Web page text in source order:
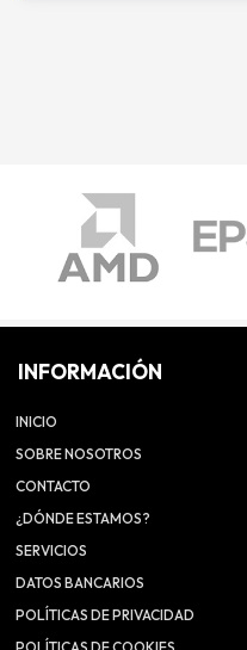
INFORMACIÓN
INICIO
SOBRE NOSOTROS
CONTACTO
¿DÓNDE ESTAMOS?
SERVICIOS
DATOS BANCARIOS
POLÍTICAS DE PRIVACIDAD
POLÍTICAS DE COOKIES